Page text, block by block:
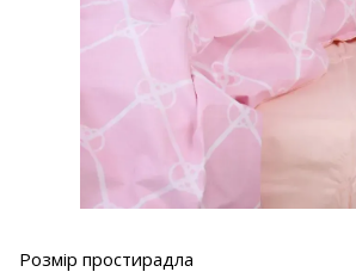
Розмір простирадла